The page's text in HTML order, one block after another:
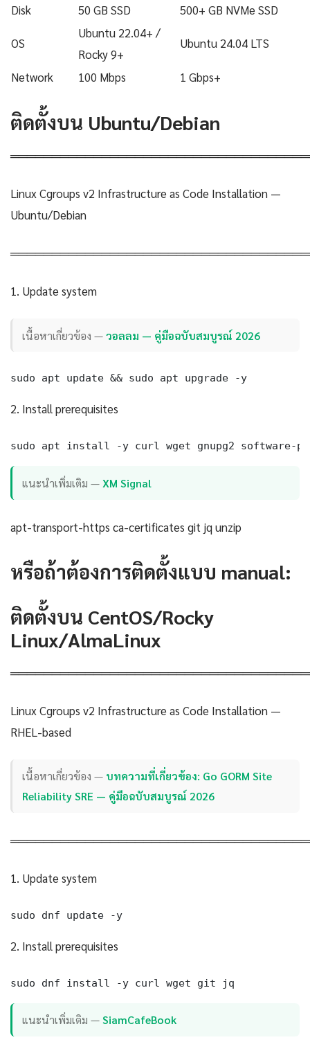
Disk 50 GB SSD 500+ GB NVMe SSD
OS
Ubuntu 22.04+ /
Rocky 9+
Ubuntu 24.04 LTS
Network 100 Mbps 1 Gbps+
ติดตั้งบน Ubuntu/Debian
Linux Cgroups v2 Infrastructure as Code Installation —
Ubuntu/Debian
1. Update system
เนื้อหาเกี่ยวข้อง —วอลลม — คู่มือฉบับสมบูรณ์ 2026
sudo apt update && sudo apt upgrade -y
2. Install prerequisites
sudo apt install -y curl wget gnupg2 software-
แนะนำเพิ่มเติม —XM Signal
apt-transport-https ca-certificates git jq unzip
หรือถ้าต้องการติดตั้งแบบ manual:
ติดตั้งบน CentOS/Rocky
Linux/AlmaLinux
Linux Cgroups v2 Infrastructure as Code Installation —
RHEL-based
เนื้อหาเกี่ยวข้อง — บทความที่เกี่ยวข้อง: Go GORM Site
Reliability SRE — คู่มือฉบับสมบูรณ์ 2026
1. Update system
sudo dnf update -y
2. Install prerequisites
sudo dnf install -y curl wget git jq
แนะนำเพิ่มเติม —SiamCafeBook